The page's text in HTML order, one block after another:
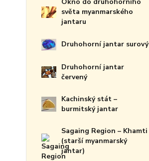
světa myanmarského
jantaru
Druhohorní jantar surový
Druhohorní jantar
červený
Kachinský stát –
burmitský jantar
Sagaing Region – Khamti
(starší myanmarský
jantar)